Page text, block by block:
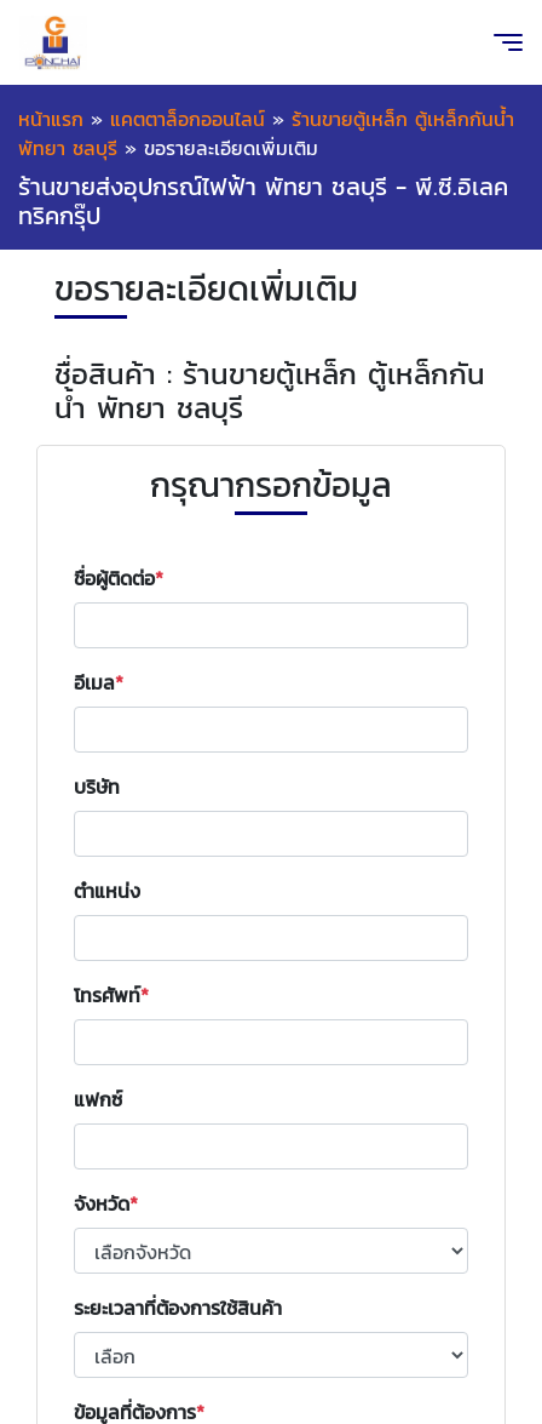
หน้าแรก » แคตตาล็อกออนไลน์ » ร้านขายตู้เหล็ก ตู้เหล็กกันน้ำ
พัทยา ชลบุรี » ขอรายละเอียดเพิ่มเติม
ร้านขายส่งอุปกรณ์ไฟฟ้า พัทยา ชลบุรี - พี.ซี.อิเลค
ทริคกรุ๊ป
ขอรายละเอียดเพิ่มเติม
ชื่อสินค้า : ร้านขายตู้เหล็ก ตู้เหล็กกัน
น้ำ พัทยา ชลบุรี
กรุณากรอกข้อมูล
ชื่อผู้ติดต่อ
อีเมล
บริษัท
ตำแหน่ง
โทรศัพท์
แฟกซ์
จังหวัด
ระยะเวลาที่ต้องการใช้สินค้า
ข้อมูลที่ต้องการ